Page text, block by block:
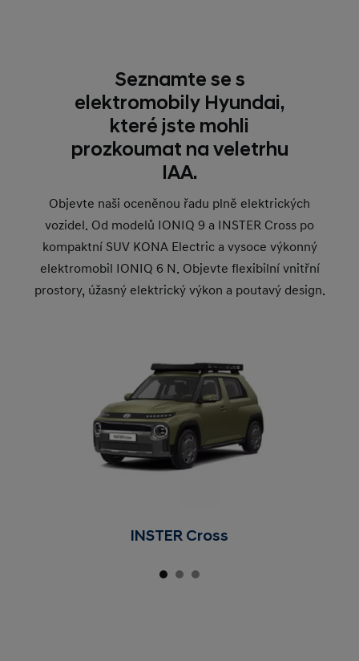
Seznamte se s
elektromobily Hyundai,
které jste mohli
prozkoumat na veletrhu
IAA.
Objevte naši oceněnou řadu plně elektrických
vozidel. Od modelů IONIQ 9 a INSTER Cross po
kompaktní SUV KONA Electric a vysoce výkonný
elektromobil IONIQ 6 N. Objevte flexibilní vnitřní
prostory, úžasný elektrický výkon a poutavý design.
INSTER Cross